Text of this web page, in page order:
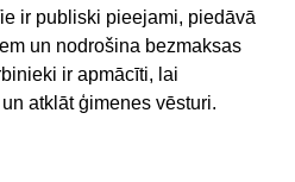
ir publiski pieejami, piedāvā
un nodrošina bezmaksas
ir apmācīti, lai
atklāt ģimenes vēsturi.